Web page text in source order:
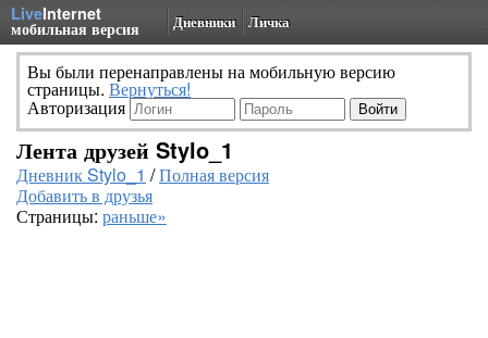
LiveInternet
мобильная версия Дневники Личка
Вы были перенаправлены на мобильную версию
страницы. Вернуться!
Авторизация
Лента друзей Stylo_1
Дневник Stylo_1 /Полная версия
Добавить в друзья
Страницы: раньше»